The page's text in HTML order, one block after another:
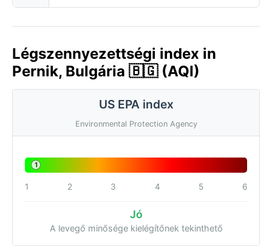
Légszennyezettségi index in
Pernik, Bulgária 🇧🇬 (AQI)
US EPA index
Environmental Protection Agency
1
1 2 3 4 5 6
Jó
A levegő minősége kielégítőnek tekinthető